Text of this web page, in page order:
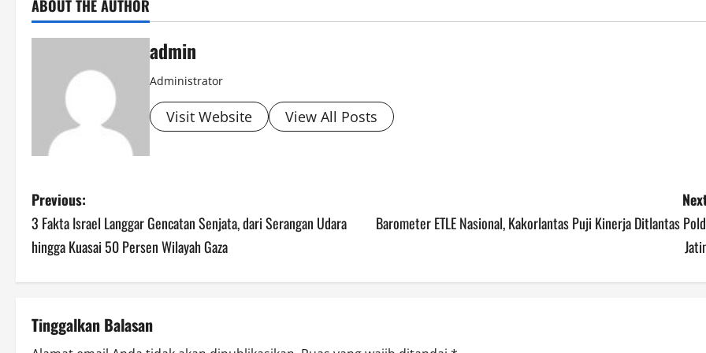
ABOUT THE AUTHOR
admin
Administrator
Visit Website View All Posts
P
o
n
Previous:
3 Fakta Israel Langgar Gencatan Senjata, dari Serangan Udara
hingga Kuasai 50 Persen Wilayah Gaza
Barometer ETLE Nasional, Kakorlantas Puji Kinerja Ditlantas
Tinggalkan Balasan